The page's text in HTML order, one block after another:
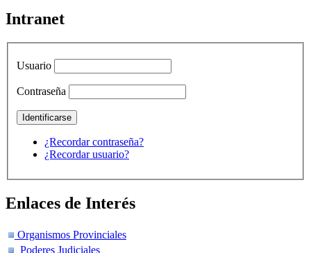
Intranet
Usuario
Contraseña
¿Recordar contraseña?
¿Recordar usuario?
Enlaces de Interés
Organismos Provinciales
Poderes Judiciales